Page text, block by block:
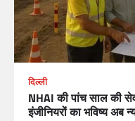
दिल्ली
NHAI की पांच साल की
इंजीनियरों का भविष्य